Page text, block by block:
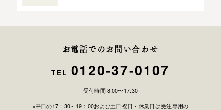
お電話でのお問い合わせ
TEL 0120-37-0107
受付時間 8:00〜17:30
※平日の17：30～19：00および土日祝日・休業日は受注専用の